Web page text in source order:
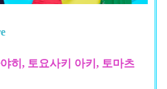
히, 토요사키 아키, 토마츠